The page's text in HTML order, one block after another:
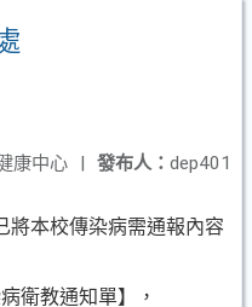
發布人： dep401
康中心 |
將本校傳染病需通報內容
衛教通知單】，